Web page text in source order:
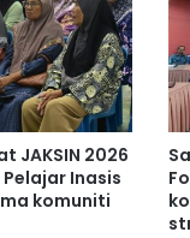
JAKSIN 2026
Inasis
komuniti